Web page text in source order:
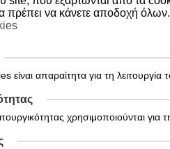
Σαμπουάν Μαλλιών
150ml
πρέπει να κάνετε αποδοχή όλων.
είναι απαραίτητα για τη λειτουργία
χρησιμοποιούνται για